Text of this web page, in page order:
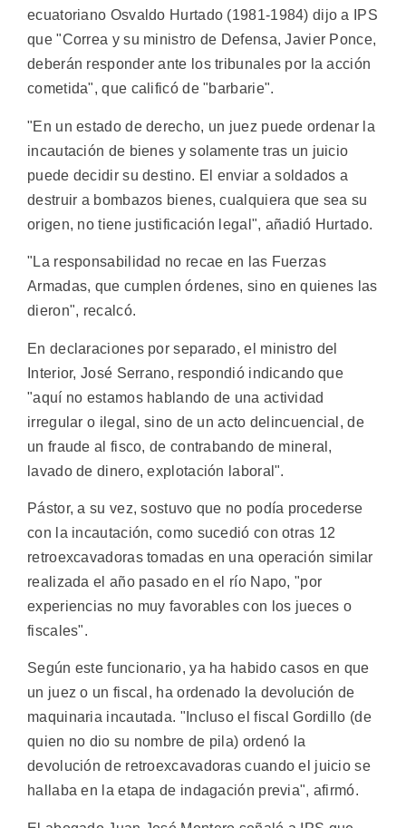
ecuatoriano Osvaldo Hurtado (1981-1984) dijo a IPS
que "Correa y su ministro de Defensa, Javier Ponce,
deberán responder ante los tribunales por la acción
cometida", que calificó de "barbarie".
"En un estado de derecho, un juez puede ordenar la
incautación de bienes y solamente tras un juicio
puede decidir su destino. El enviar a soldados a
destruir a bombazos bienes, cualquiera que sea su
origen, no tiene justificación legal", añadió Hurtado.
"La responsabilidad no recae en las Fuerzas
Armadas, que cumplen órdenes, sino en quienes las
dieron", recalcó.
En declaraciones por separado, el ministro del
Interior, José Serrano, respondió indicando que
"aquí no estamos hablando de una actividad
irregular o ilegal, sino de un acto delincuencial, de
un fraude al fisco, de contrabando de mineral,
lavado de dinero, explotación laboral".
Pástor, a su vez, sostuvo que no podía procederse
con la incautación, como sucedió con otras 12
retroexcavadoras tomadas en una operación similar
realizada el año pasado en el río Napo, "por
experiencias no muy favorables con los jueces o
fiscales".
Según este funcionario, ya ha habido casos en que
un juez o un fiscal, ha ordenado la devolución de
maquinaria incautada. "Incluso el fiscal Gordillo (de
quien no dio su nombre de pila) ordenó la
devolución de retroexcavadoras cuando el juicio se
hallaba en la etapa de indagación previa", afirmó.